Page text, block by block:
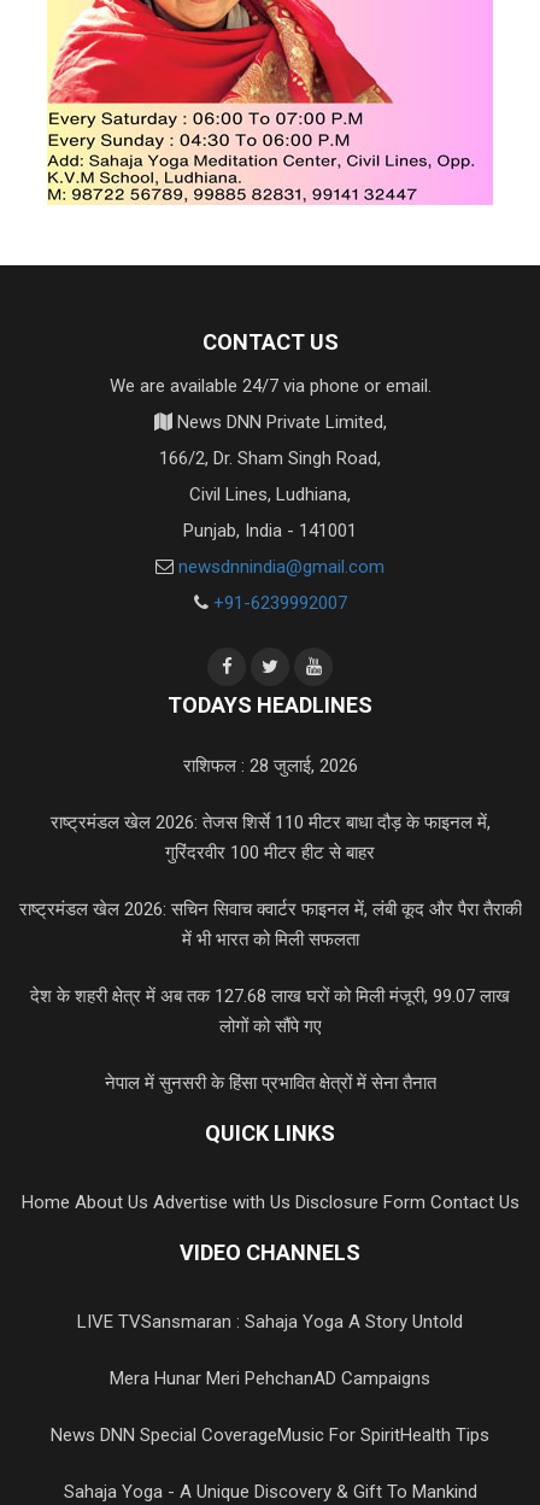
CONTACT US
We are available 24/7 via phone or email.
News DNN Private Limited,
166/2, Dr. Sham Singh Road,
Civil Lines, Ludhiana,
Punjab, India - 141001
newsdnnindia@gmail.com
+91-6239992007
TODAYS HEADLINES
राशिफल : 28 जुलाई, 2026
राष्ट्रमंडल खेल 2026: तेजस शिर्से 110 मीटर बाधा दौड़ के फाइनल में,
गुरिंदरवीर 100 मीटर हीट से बाहर
राष्ट्रमंडल खेल 2026: सचिन सिवाच क्वार्टर फाइनल में, लंबी कूद और पैरा तैराकी
में भी भारत को मिली सफलता
देश के शहरी क्षेत्र में अब तक 127.68 लाख घरों को मिली मंजूरी, 99.07 लाख
लोगों को सौंपे गए
नेपाल में सुनसरी के हिंसा प्रभावित क्षेत्रों में सेना तैनात
QUICK LINKS
Home About Us Advertise with Us Disclosure Form Contact Us
VIDEO CHANNELS
LIVE TVSansmaran : Sahaja Yoga A Story Untold
Mera Hunar Meri PehchanAD Campaigns
News DNN Special CoverageMusic For SpiritHealth Tips
Sahaja Yoga - A Unique Discovery & Gift To Mankind